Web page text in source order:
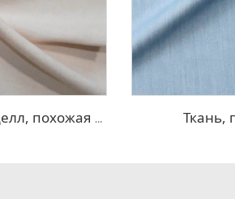
ткань для платья 100% лиоцелл, похожая на лен Ткань,